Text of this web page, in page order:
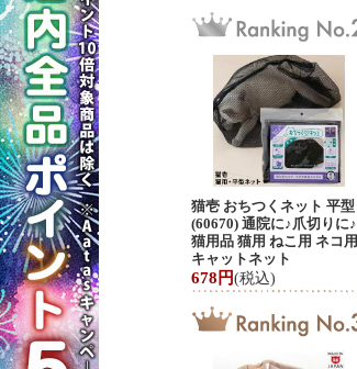
猫壱 おちつくネット 平型
(60670) 通院に♪爪切りに♪
猫用品 猫用 ねこ用 ネコ用
キャットネット
678円(税込)